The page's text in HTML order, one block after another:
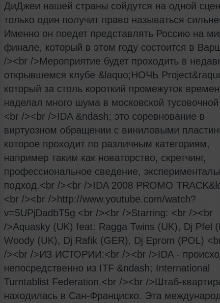
ДиДжеи нашей страны сойдутся на одной
только один получит право называться
Именно он поедет представлять Россию на
финале, который в этом году состоится в
/><br />Мероприятие будет проходить в
открывшемся клубе &laquo;НОЧЬ
который за столь короткий промежуток
наделал много шума в московской
<br /><br />IDA &ndash; это соревнование в
виртуозном обращении с виниловыми
которое проходит по различным категориям,
например таким как новаторство, скретчинг,
профессиональное сведение,
подход.<br /><br />IDA 2008 PROMO
<br /><br />http://www.youtube.com/watch?
v=5UPjDadbT5g <br /><br />Starring: <br /><br
/>Aquasky (UK) feat: Ragga Twins (UK), Dj Pfel
Woody (UK), Dj Rafik (GER), Dj Eprom (POL)
/><br />ИЗ ИСТОРИИ:<br /><br />IDA -
непосредственно из ITF &ndash; International
Turntablist Federation.<br /><br />Штаб-
находилась в Сан-Франциско. Эта